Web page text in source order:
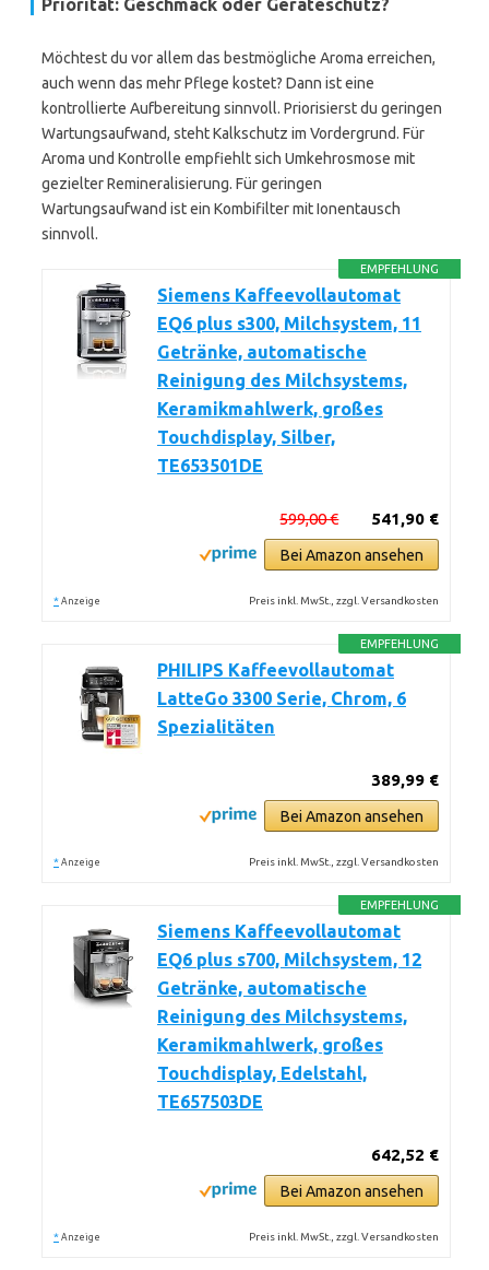
Priorität: Geschmack oder Geräteschutz?
Möchtest du vor allem das bestmögliche Aroma erreichen,
auch wenn das mehr Pflege kostet? Dann ist eine
kontrollierte Aufbereitung sinnvoll. Priorisierst du geringen
Wartungsaufwand, steht Kalkschutz im Vordergrund. Für
Aroma und Kontrolle empfiehlt sich Umkehrosmose mit
gezielter Remineralisierung. Für geringen
Wartungsaufwand ist ein Kombifilter mit Ionentausch
sinnvoll.
EMPFEHLUNG
Siemens Kaffeevollautomat
EQ6 plus s300, Milchsystem, 11
Getränke, automatische
Reinigung des Milchsystems,
Keramikmahlwerk, großes
Touchdisplay, Silber,
TE653501DE
541,90 €
599,00 €
Bei Amazon ansehen
* Anzeige Preis inkl. MwSt., zzgl. Versandkosten
EMPFEHLUNG
PHILIPS Kaffeevollautomat
LatteGo 3300 Serie, Chrom, 6
Spezialitäten
389,99 €
Bei Amazon ansehen
* Anzeige Preis inkl. MwSt., zzgl. Versandkosten
EMPFEHLUNG
Siemens Kaffeevollautomat
EQ6 plus s700, Milchsystem, 12
Getränke, automatische
Reinigung des Milchsystems,
Keramikmahlwerk, großes
Touchdisplay, Edelstahl,
TE657503DE
642,52 €
Bei Amazon ansehen
* Anzeige Preis inkl. MwSt., zzgl. Versandkosten